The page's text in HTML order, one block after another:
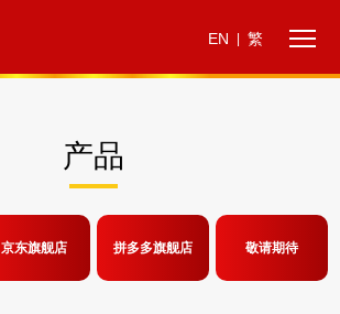
EN 繁
产品
京东旗舰店 拼多多旗舰店 敬请期待